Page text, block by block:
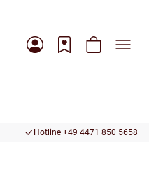
Hotline +49 4471 850 5658